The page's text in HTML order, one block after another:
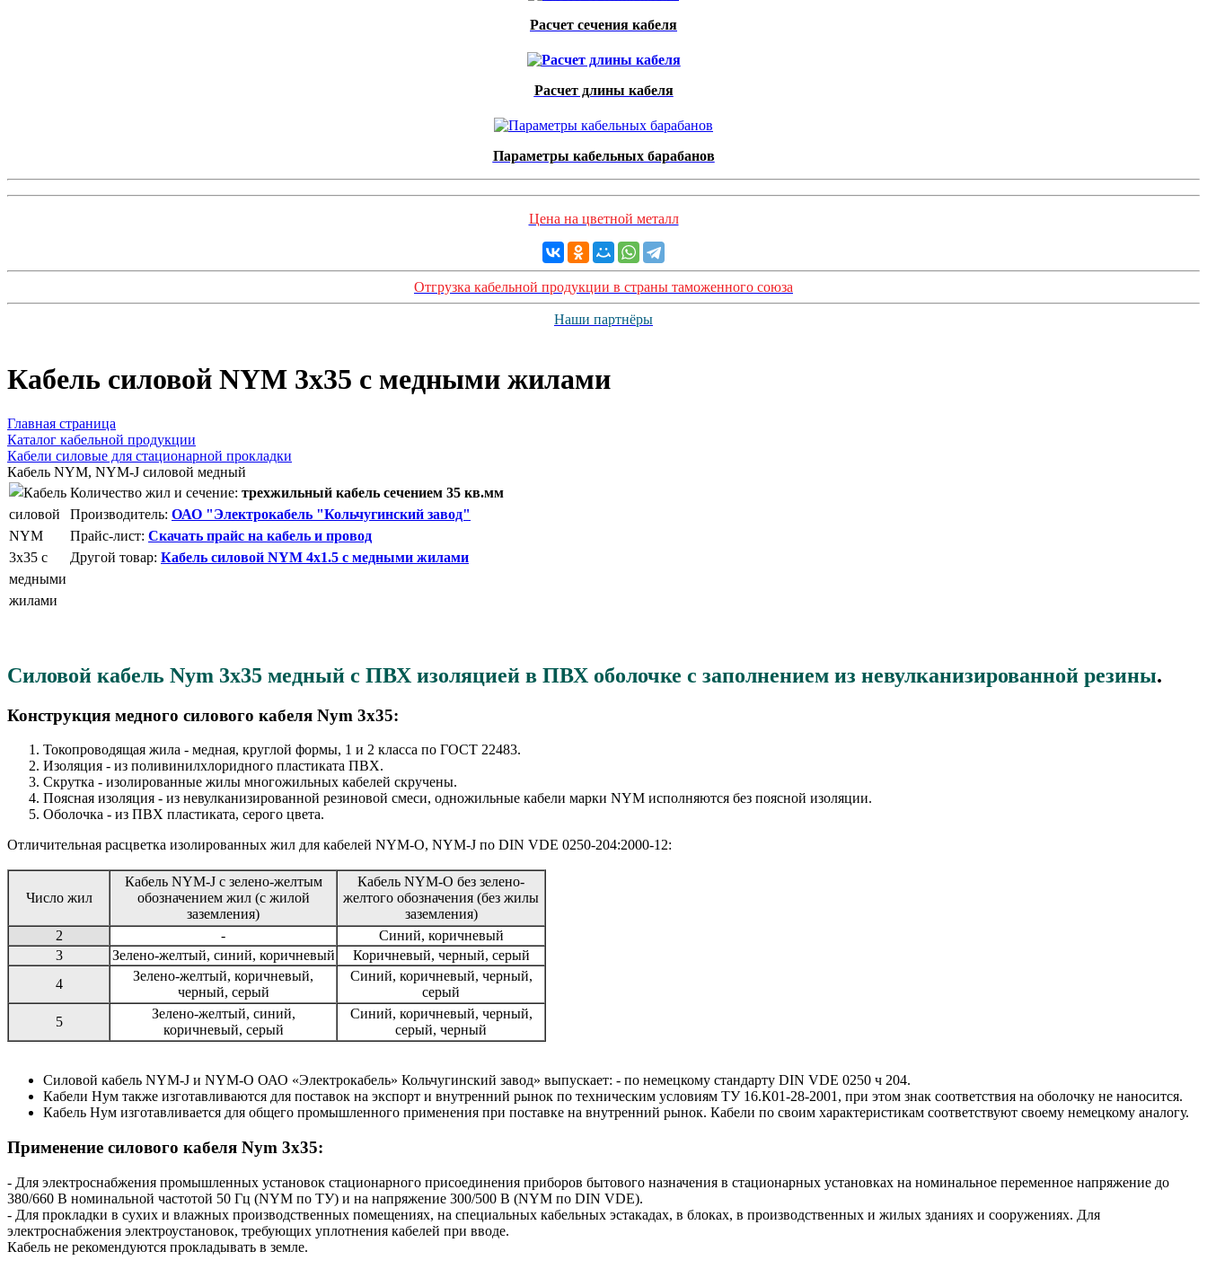
Расчет сечения кабеля
Расчет длины кабеля
Параметры кабельных барабанов
Цена на цветной металл
Отгрузка кабельной продукции в страны таможенного союза
Наши партнёры
Кабель силовой NYM 3x35 с медными жилами
Главная страница
Каталог кабельной продукции
Кабели силовые для стационарной прокладки
Кабель NYM, NYM-J силовой медный
Количество жил и сечение: трехжильный кабель сечением 35 кв.мм
Производитель: ОАО "Электрокабель "Кольчугинский завод"
Прайс-лист: Скачать прайс на кабель и провод
Другой товар: Кабель силовой NYM 4x1.5 с медными жилами
Силовой кабель Nym 3x35 медный с ПВХ изоляцией в ПВХ оболочке с заполнением из невулканизированной резины.
Конструкция медного силового кабеля Nym 3x35:
Токопроводящая жила - медная, круглой формы, 1 и 2 класса по ГОСТ 22483.
Изоляция - из поливинилхлоридного пластиката ПВХ.
Скрутка - изолированные жилы многожильных кабелей скручены.
Поясная изоляция - из невулканизированной резиновой смеси, одножильные кабели марки NYM исполняются без поясной изоляции.
Оболочка - из ПВХ пластиката, серого цвета.
Отличительная расцветка изолированных жил для кабелей NYM-O, NYM-J по DIN VDE 0250-204:2000-12:
Число жил
Кабель NYM-J с зелено-желтым
обозначением жил (с жилой
заземления)
Кабель NYM-O без зелено-
желтого обозначения (без жилы
заземления)
2
-
Синий, коричневый
3
Зелено-желтый, синий, коричневый
Коричневый, черный, серый
4
Зелено-желтый, коричневый,
черный, серый
Синий, коричневый, черный,
серый
5
Зелено-желтый, синий,
коричневый, серый
Синий, коричневый, черный,
серый, черный
Силовой кабель NYM-J и NYM-O ОАО «Электрокабель» Кольчугинский завод» выпускает: - по немецкому стандарту DIN VDE 0250 ч 204.
Кабели Нум также изготавливаются для поставок на экспорт и внутренний рынок по техническим условиям ТУ 16.К01-28-2001, при этом знак соответствия на оболочку не наносится.
Кабель Нум изготавливается для общего промышленного применения при поставке на внутренний рынок. Кабели по своим характеристикам соответствуют своему немецкому аналогу.
Применение силового кабеля Nym 3x35:
- Для электроснабжения промышленных установок стационарного присоединения приборов бытового назначения в стационарных установках на номинальное переменное напряжение до
380/660 В номинальной частотой 50 Гц (NYM по ТУ) и на напряжение 300/500 В (NYM по DIN VDE).
- Для прокладки в сухих и влажных производственных помещениях, на специальных кабельных эстакадах, в блоках, в производственных и жилых зданиях и сооружениях. Для
электроснабжения электроустановок, требующих уплотнения кабелей при вводе.
Кабель не рекомендуются прокладывать в земле.